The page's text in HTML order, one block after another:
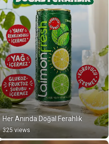
Her Anında Doğal Ferahlık
325 views